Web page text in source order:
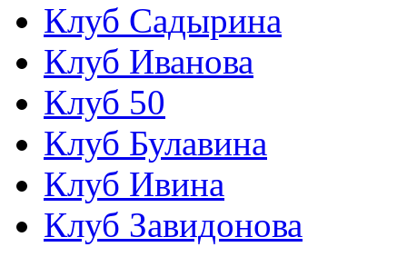
Клуб Садырина
Клуб Иванова
Клуб 50
Клуб Булавина
Клуб Ивина
Клуб Завидонова